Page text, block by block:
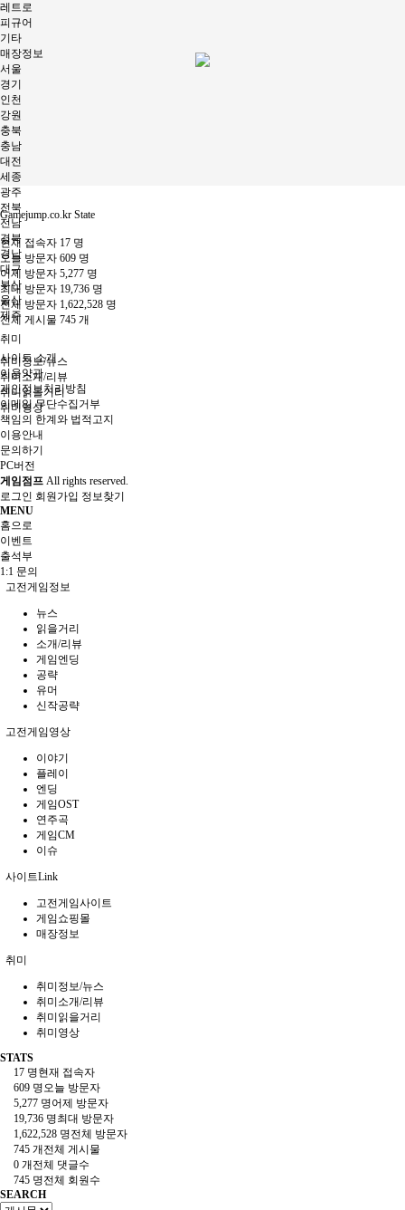
레트로
피규어
기타
매장정보
서울
경기
인천
강원
충북
충남
대전
세종
광주
전북
전남
경북
경남
대구
부산
울산
제주
취미
취미정보/뉴스
취미소개/리뷰
취미읽을거리
취미영상
Gamejump.co.kr State
현재 접속자 17 명
오늘 방문자 609 명
어제 방문자 5,277 명
최대 방문자 19,736 명
전체 방문자 1,622,528 명
전체 게시물 745 개
사이트 소개
이용약관
개인정보처리방침
이메일 무단수집거부
책임의 한계와 법적고지
이용안내
문의하기
PC버전
게임점프 All rights reserved.
로그인 회원가입 정보찾기
MENU
홈으로
이벤트
출석부
1:1 문의
고전게임정보
뉴스
읽을거리
소개/리뷰
게임엔딩
공략
유머
신작공략
고전게임영상
이야기
플레이
엔딩
게임OST
연주곡
게임CM
이슈
사이트Link
고전게임사이트
게임쇼핑몰
매장정보
취미
취미정보/뉴스
취미소개/리뷰
취미읽을거리
취미영상
STATS
17 명현재 접속자
609 명오늘 방문자
5,277 명어제 방문자
19,736 명최대 방문자
1,622,528 명전체 방문자
745 개 전체 게시물
0 개 전체 댓글수
745 명전체 회원수
SEARCH